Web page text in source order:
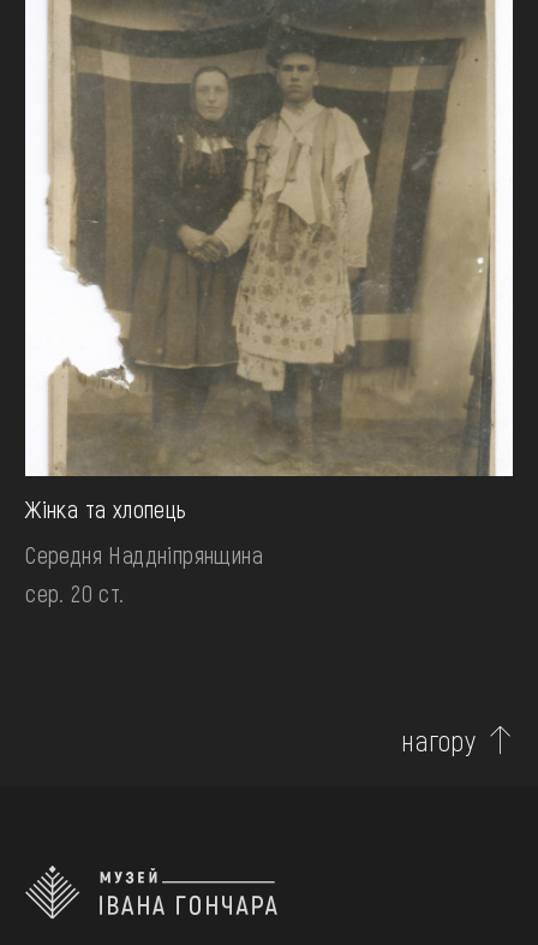
Жінка та хлопець
Середня Наддніпрянщина
сер. 20 ст.
нагору